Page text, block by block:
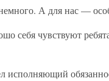
А для нас —
себя чувствуют
исполняющий